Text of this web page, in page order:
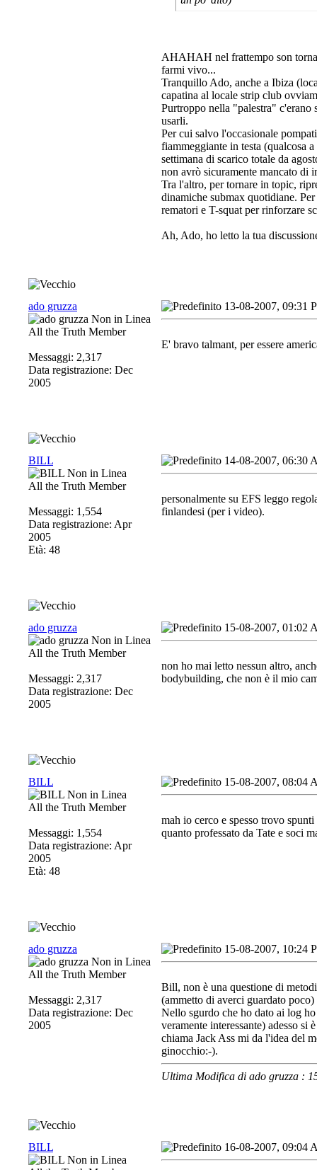
AHAHAH nel frattempo son
farmi vivo...
Tranquillo Ado, anche a Ibiza
capatina al locale strip club
Purtroppo nella "palestra" c'erano
usarli.
Per cui salvo l'occasionale
fiammeggiante in testa (qualcosa
settimana di scarico totale da
non avrò sicuramente mancato di
Tra l'altro, per tornare in topic,
dinamiche submax quotidiane.
rematori e T-squat per rinforzare
Ah, Ado, ho letto la tua
ado gruzza
All the Truth Member
Messaggi: 2,317
Data registrazione: Dec
2005
13-08-2007, 09:31
E' bravo talmant, per essere
BILL
All the Truth Member
Messaggi: 1,554
Data registrazione: Apr
2005
Età: 48
14-08-2007, 06:30
personalmente su EFS leggo
finlandesi (per i video).
ado gruzza
All the Truth Member
Messaggi: 2,317
Data registrazione: Dec
2005
15-08-2007, 01:02
non ho mai letto nessun altro,
bodybuilding, che non è il mio
BILL
All the Truth Member
Messaggi: 1,554
Data registrazione: Apr
2005
Età: 48
15-08-2007, 08:04
mah io cerco e spesso trovo
quanto professato da Tate e soci
ado gruzza
All the Truth Member
Messaggi: 2,317
Data registrazione: Dec
2005
15-08-2007, 10:24
Bill, non è una questione di
(ammetto di averci guardato
Nello sgurdo che ho dato ai log
veramente interessante) adesso
chiama Jack Ass mi da l'idea del
ginocchio:-).
Ultima Modifica di ado gruzza :
BILL 16-08-2007, 09:04